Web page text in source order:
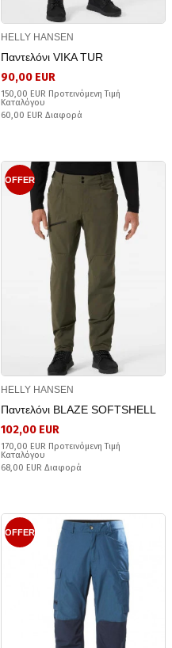
HELLY HANSEN
Παντελόνι VIKA TUR
90,00 EUR
150,00 EUR Προτεινόμενη Τιμή
Καταλόγου
60,00 EUR Διαφορά
OFFER
HELLY HANSEN
Παντελόνι BLAZE SOFTSHELL
102,00 EUR
170,00 EUR Προτεινόμενη Τιμή
Καταλόγου
68,00 EUR Διαφορά
OFFER